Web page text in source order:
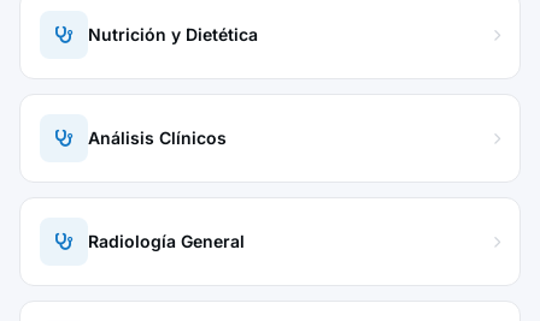
Nutrición y Dietética
Análisis Clínicos
Radiología General